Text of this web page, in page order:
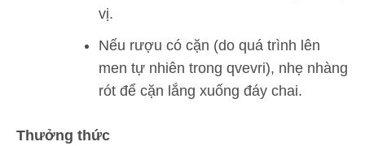
vị.
Nếu rượu có cặn (do quá trình lên
men tự nhiên trong qvevri), nhẹ nhàng
rót để cặn lắng xuống đáy chai.
Thưởng thức